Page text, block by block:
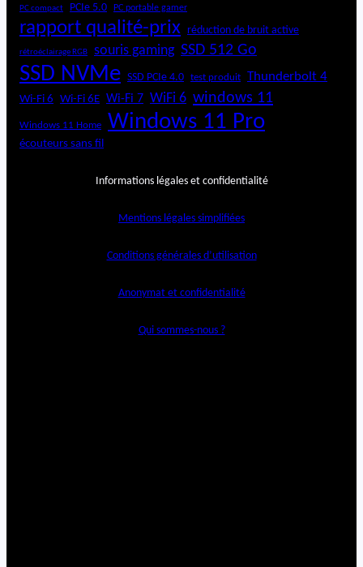
PC compact PCIe 5.0 PC portable gamer
rapport qualité-prix réduction de bruit active
rétroéclairage RGB souris gaming SSD 512 Go
SSD NVMe SSD PCIe 4.0 test produit Thunderbolt 4
Wi-Fi 6 Wi-Fi 6E Wi-Fi 7 WiFi 6 windows 11
Windows 11 Home Windows 11 Pro
écouteurs sans fil
Informations légales et confidentialité
Mentions légales simplifiées
Conditions générales d’utilisation
Anonymat et confidentialité
Qui sommes-nous ?